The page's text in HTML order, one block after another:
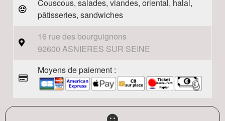
Couscous, salades, viandes, oriental, halal,
pâtisseries, sandwiches
16 rue des bourguignons
92600 ASNIERES SUR SEINE
Moyens de paiement :